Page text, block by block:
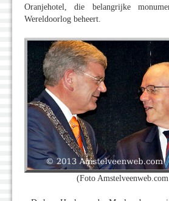
Oranjehotel, die belangrijke
Wereldoorlog beheert.
(Foto